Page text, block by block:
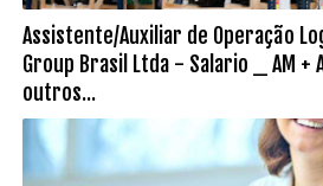
Assistente/Auxiliar de Operação
Group Brasil Ltda - Salario _ AM +
outros...